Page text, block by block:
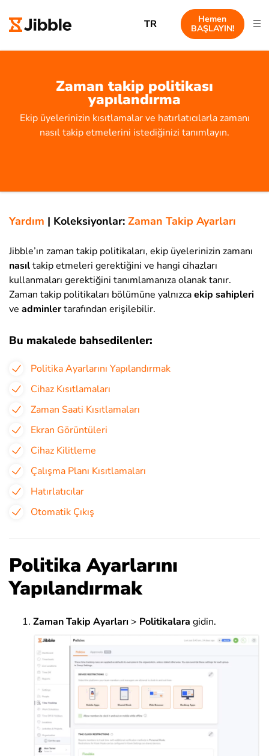
TR
Hemen
BAŞLAYIN!
Zaman takip politikası
yapılandırma
Ekip üyelerinizin kısıtlamalar ve hatırlatıcılarla zamanı
nasıl takip etmelerini istediğinizi tanımlayın.
Yardım | Koleksiyonlar: Zaman Takip Ayarları
Jibble’ın zaman takip politikaları, ekip üyelerinizin zamanı
nasıltakip etmeleri gerektiğini ve hangi cihazları
kullanmaları gerektiğini tanımlamanıza olanak tanır.
Zaman takip politikaları bölümüne yalnızcaekip sahipleri
ve adminlertarafından erişilebilir.
Bu makalede bahsedilenler:
Politika Ayarlarını Yapılandırmak
Cihaz Kısıtlamaları
Zaman Saati Kısıtlamaları
Ekran Görüntüleri
Cihaz Kilitleme
Çalışma Planı Kısıtlamaları
Hatırlatıcılar
Otomatik Çıkış
Politika Ayarlarını
Yapılandırmak
Zaman Takip Ayarları > Politikalara gidin.